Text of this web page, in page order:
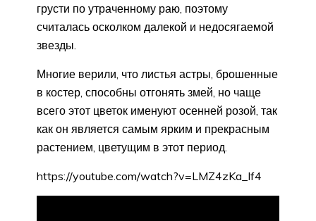
грусти по утраченному раю, поэтому
считалась осколком далекой и недосягаемой
звезды.
Многие верили, что листья астры, брошенные
в костер, способны отгонять змей, но чаще
всего этот цветок именуют осенней розой, так
как он является самым ярким и прекрасным
растением, цветущим в этот период.
https://youtube.com/watch?v=LMZ4zKa_If4